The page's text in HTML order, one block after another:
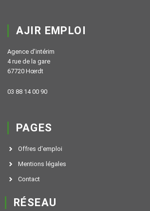
AJIR EMPLOI
Agence d’intérim
4 rue de la gare
67720 Hœrdt
03 88 14 00 90
PAGES
Offres d'emploi
Mentions légales
Contact
RÉSEAU